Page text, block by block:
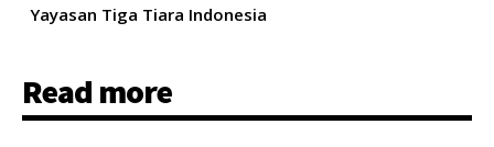
Yayasan Tiga Tiara Indonesia
Read more